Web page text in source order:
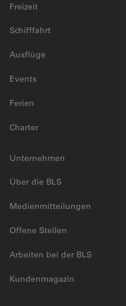
Freizeit
Schifffahrt
Ausflüge
Events
Ferien
Charter
Unternehmen
Über die BLS
Medienmitteilungen
Offene Stellen
Arbeiten bei der BLS
Kundenmagazin